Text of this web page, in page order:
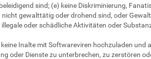
sind; (e) keine Diskriminierung,
gewalttätig oder drohend sind, oder
oder schädliche Aktivitäten oder
Inalte mit Softwareviren hochzuladen
oder Dienste zu unterbrechen, zu zerstören